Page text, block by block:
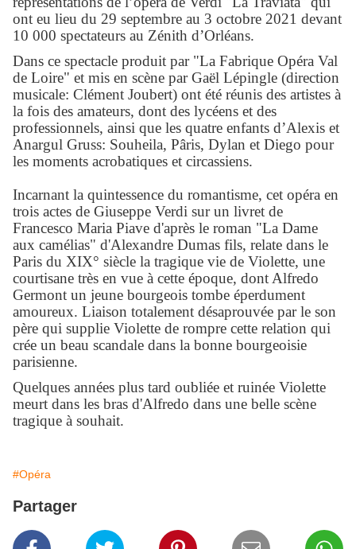
ont eu lieu du 29 septembre au 3 octobre 2021 devant
10 000 spectateurs au Zénith d’Orléans.
Dans ce spectacle produit par "La Fabrique Opéra Val
de Loire" et mis en scène par Gaël Lépingle (direction
musicale: Clément Joubert) ont été réunis des artistes à
la fois des amateurs, dont des lycéens et des
professionnels, ainsi que les quatre enfants d’Alexis et
Anargul Gruss: Souheila, Pâris, Dylan et Diego pour
les moments acrobatiques et circassiens.
Incarnant la quintessence du romantisme, cet opéra en
trois actes de Giuseppe Verdi sur un livret de
Francesco Maria Piave d'après le roman "La Dame
aux camélias" d'Alexandre Dumas fils, relate dans le
Paris du XIX° siècle la tragique vie de Violette, une
courtisane très en vue à cette époque, dont Alfredo
Germont un jeune bourgeois tombe éperdument
amoureux. Liaison totalement désaprouvée par le son
père qui supplie Violette de rompre cette relation qui
crée un beau scandale dans la bonne bourgeoisie
parisienne.
Quelques années plus tard oubliée et ruinée Violette
meurt dans les bras d'Alfredo dans une belle scène
tragique à souhait.
#Opéra
Partager